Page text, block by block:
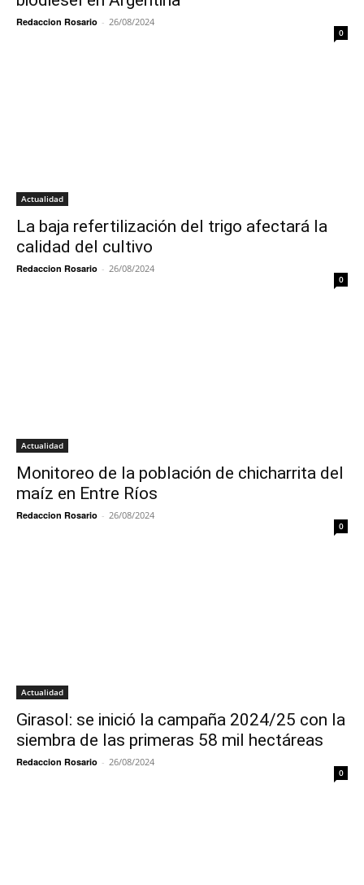
Redaccion Rosario - 26/08/2024
0
Actualidad
La baja refertilización del trigo afectará la
calidad del cultivo
Redaccion Rosario - 26/08/2024
0
Actualidad
Monitoreo de la población de chicharrita del
maíz en Entre Ríos
Redaccion Rosario - 26/08/2024
0
Actualidad
Girasol: se inició la campaña 2024/25 con la
siembra de las primeras 58 mil hectáreas
Redaccion Rosario - 26/08/2024
0